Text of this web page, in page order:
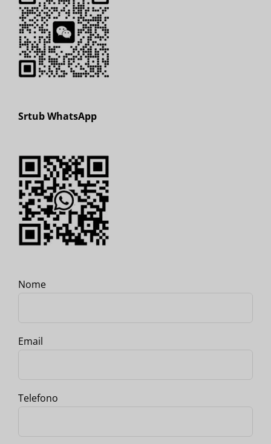
Srtub WhatsApp
Nome
Email
Telefono